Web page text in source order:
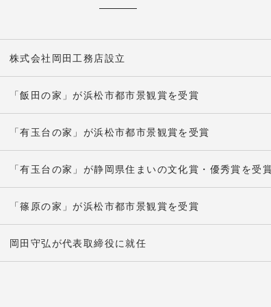
株式会社岡田工務店設立
「飯田の家」が浜松市都市景観賞を受賞
「有玉台の家」が浜松市都市景観賞を受賞
「有玉台の家」が静岡県住まいの文化賞・優秀賞を受
「篠原の家」が浜松市都市景観賞を受賞
岡田守弘が代表取締役に就任